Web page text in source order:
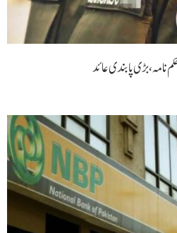
نامہ ،بڑی پابندی عائد